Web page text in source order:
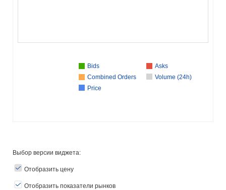
Bids
Asks
Combined Orders
Volume (24h)
Price
Выбор версии виджета:
Отобразить цену
Отобразить показатели рынков